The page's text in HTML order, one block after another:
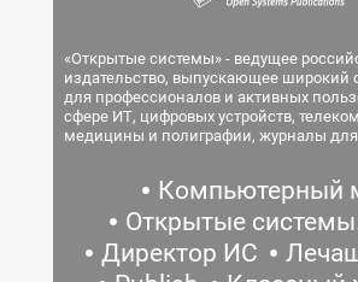
«Открытые системы» - ведущее
издательство, выпускающее широкий
для профессионалов и активных
сфере ИТ, цифровых устройств,
медицины и полиграфии, журналы для
Компьютерный
Открытые
Директор ИС